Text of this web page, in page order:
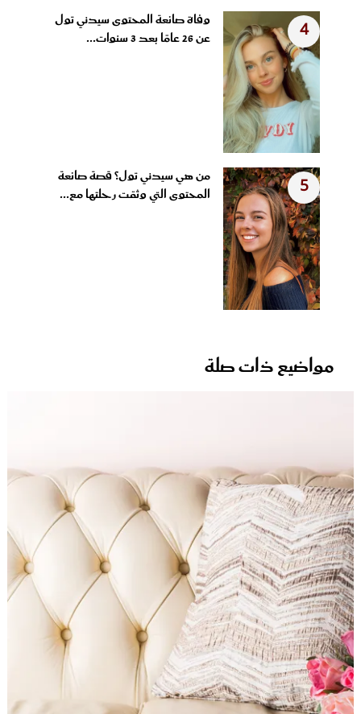
4
وفاة صانعة المحتوى سيدني تول
عن 26 عامًا بعد 3 سنوات...
5
من هي سيدني تول؟ قصة صانعة
المحتوى التي وثقت رحلتها مع...
مواضيع ذات صلة